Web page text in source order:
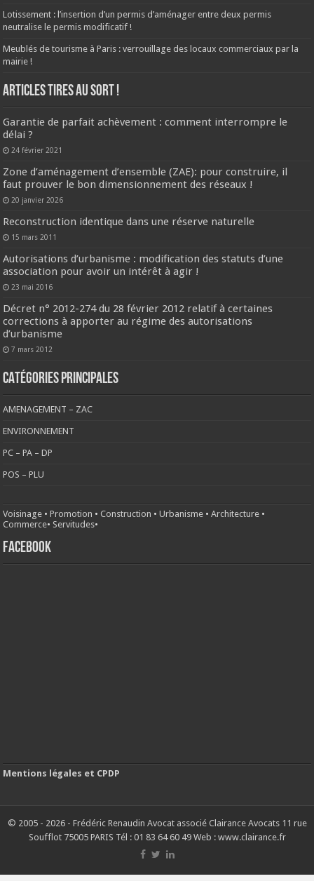
Lotissement : l’insertion d’un permis d’aménager entre deux permis
neutralise le permis modificatif !
Meublés de tourisme à Paris : verrouillage des locaux commerciaux par la
mairie !
ARTICLES TIRES AU SORT !
Garantie de parfait achèvement : comment interrompre le
délai ?
24 février 2021
Zone d’aménagement d’ensemble (ZAE): pour construire, il
faut prouver le bon dimensionnement des réseaux !
20 janvier 2026
Reconstruction identique dans une réserve naturelle
15 mars 2011
Autorisations d’urbanisme : modification des statuts d’une
association pour avoir un intérêt à agir !
23 mai 2016
Décret n° 2012-274 du 28 février 2012 relatif à certaines
corrections à apporter au régime des autorisations
d’urbanisme
7 mars 2012
CATÉGORIES PRINCIPALES
AMENAGEMENT – ZAC
ENVIRONNEMENT
PC – PA – DP
POS – PLU
Voisinage •Promotion •Construction •Urbanisme •Architecture •
Commerce• Servitudes•
FACEBOOK
Mentions légales et CPDP
© 2005 - 2026 - Frédéric Renaudin Avocat associé Clairance Avocats 11 rue
Soufflot 75005 PARIS Tél : 01 83 64 60 49 Web : www.clairance.fr